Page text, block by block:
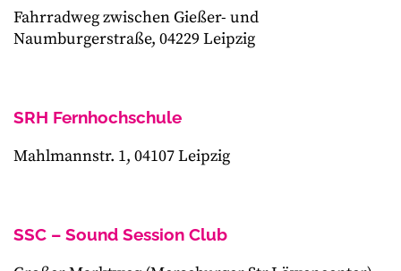
Fahrradweg zwischen Gießer- und
Naumburgerstraße, 04229 Leipzig
SRH Fernhochschule
Mahlmannstr. 1, 04107 Leipzig
SSC – Sound Session Club